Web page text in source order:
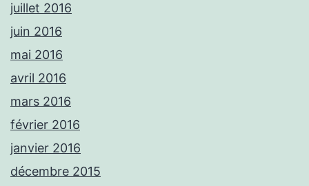
juillet 2016
juin 2016
mai 2016
avril 2016
mars 2016
février 2016
janvier 2016
décembre 2015